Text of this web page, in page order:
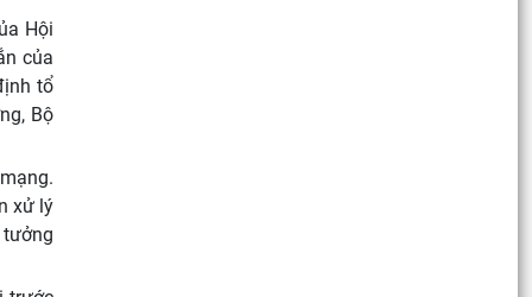
Hội
của
tổ
Bộ
xử lý